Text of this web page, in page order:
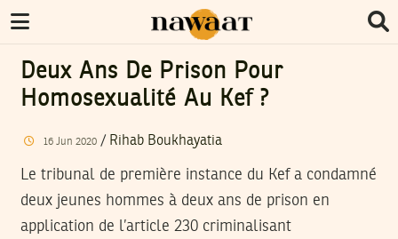
Deux Ans De Prison Pour
Homosexualité Au Kef ?
16 Jun 2020/ Rihab Boukhayatia
Le tribunal de première instance du Kef a condamné
deux jeunes hommes à deux ans de prison en
application de l’article 230 criminalisant